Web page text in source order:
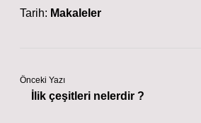
Tarih: Makaleler
Önceki Yazı
İlik çeşitleri nelerdir ?